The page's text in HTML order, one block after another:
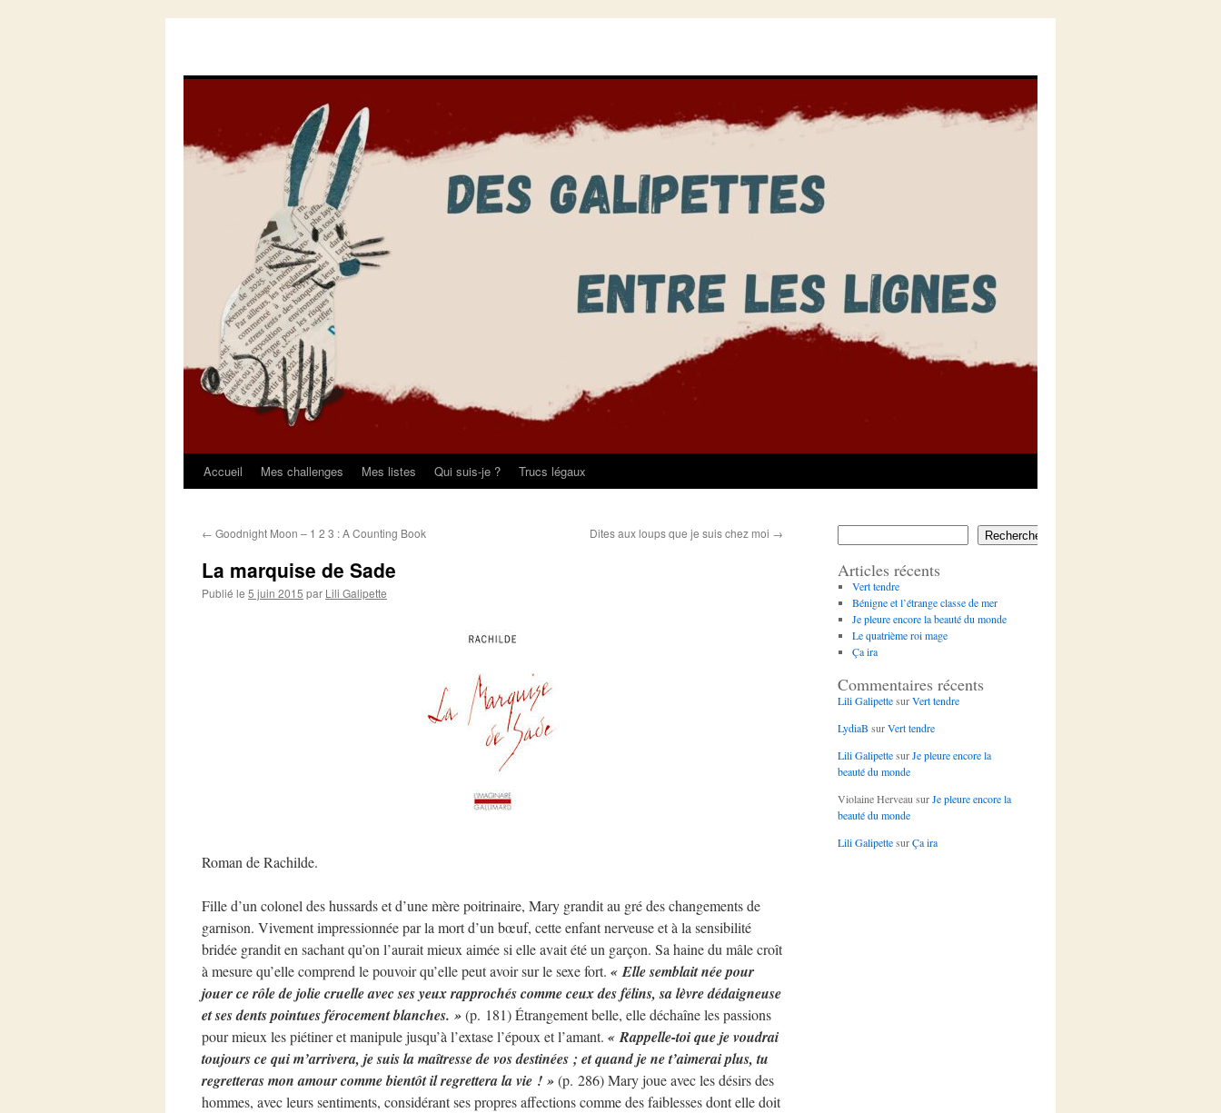
Aller
contenu
Accueil Mes challenges Mes listes Qui suis-je ? Trucs légaux
← Goodnight Moon – 1 2 3 : A Counting Book Dites aux loups que je suis chez moi →
La marquise de Sade
Publié le 5 juin 2015 par Lili Galipette
Roman de Rachilde.
Fille d’un colonel des hussards et d’une mère poitrinaire, Mary grandit au gré des changements de
garnison. Vivement impressionnée par la mort d’un bœuf, cette enfant nerveuse et à la sensibilité
bridée grandit en sachant qu’on l’aurait mieux aimée si elle avait été un garçon. Sa haine du mâle croît
à mesure qu’elle comprend le pouvoir qu’elle peut avoir sur le sexe fort. « Elle semblait née pour
jouer ce rôle de jolie cruelle avec ses yeux rapprochés comme ceux des félins, sa lèvre dédaigneuse
et ses dents pointues férocement blanches. »(p. 181) Étrangement belle, elle déchaîne les passions
pour mieux les piétiner et manipule jusqu’à l’extase l’époux et l’amant. « Rappelle-toi que je voudrai
toujours ce qui m’arrivera, je suis la maîtresse de vos destinées ; et quand je ne t’aimerai plus, tu
regretteras mon amour comme bientôt il regrettera la vie ! »(p. 286) Mary joue avec les désirs des
hommes, avec leurs sentiments, considérant ses propres affections comme des faiblesses dont elle doit
Rechercher
Articles récents
Vert tendre
Bénigne et l’étrange classe de mer
Je pleure encore la beauté du monde
Le quatrième roi mage
Ça ira
Commentaires récents
Lili GalipettesurVert tendre
LydiaB surVert tendre
Lili GalipettesurJe pleure encore la
beauté du monde
Violaine Herveau surJe pleure encore la
beauté du monde
Lili GalipettesurÇa ira